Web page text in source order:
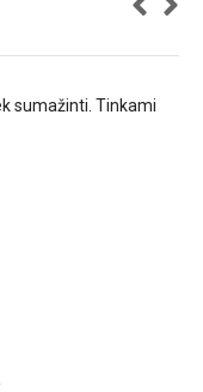
sumažinti. Tinkami